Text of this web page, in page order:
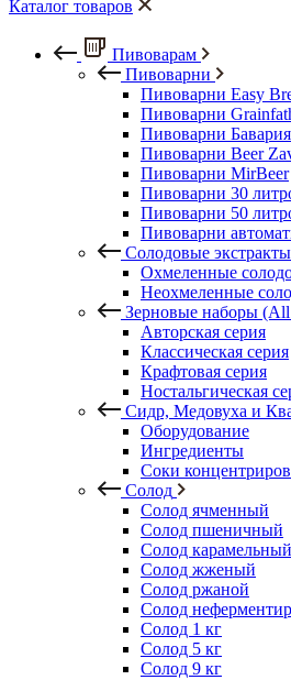
Каталог товаров
Пивоварам
Пивоварни
Пивоварни Easy
Пивоварни
Пивоварни Бавария
Пивоварни Beer
Пивоварни MirBeer
Пивоварни 30
Пивоварни 50
Пивоварни
Солодовые экстракты
Охмеленные
Неохмеленные
Зерновые наборы
Авторская серия
Классическая серия
Крафтовая серия
Ностальгическая
Сидр, Медовуха и
Оборудование
Ингредиенты
Соки
Солод
Солод ячменный
Солод пшеничный
Солод карамельный
Солод жженый
Солод ржаной
Солод
Солод 1 кг
Солод 5 кг
Солод 9 кг